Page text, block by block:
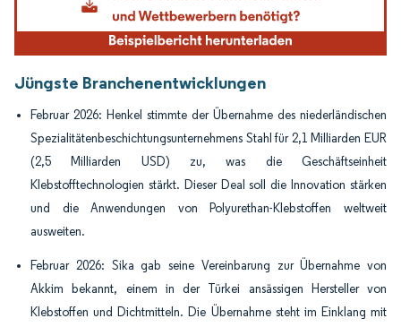
Jüngste Branchenentwicklungen
Februar 2026: Henkel stimmte der Übernahme des niederländischen
Spezialitätenbeschichtungsunternehmens Stahl für 2,1 Milliarden EUR
(2,5 Milliarden USD) zu, was die Geschäftseinheit
Klebstofftechnologien stärkt. Dieser Deal soll die Innovation stärken
und die Anwendungen von Polyurethan-Klebstoffen weltweit
ausweiten.
Februar 2026: Sika gab seine Vereinbarung zur Übernahme von
Akkim bekannt, einem in der Türkei ansässigen Hersteller von
Klebstoffen und Dichtmitteln. Die Übernahme steht im Einklang mit